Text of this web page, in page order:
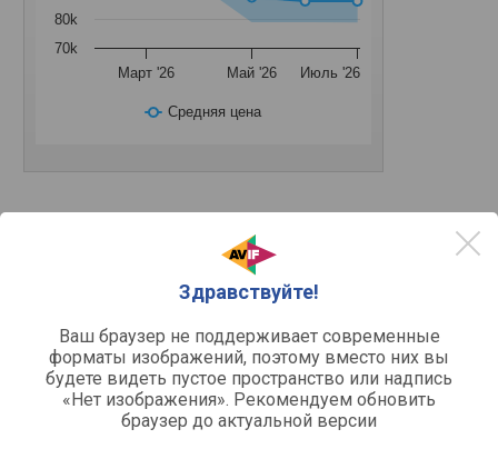
Здравствуйте!
Ваш браузер не поддерживает современные
форматы изображений, поэтому вместо них вы
будете видеть пустое пространство или надпись
«Нет изображения». Рекомендуем обновить
браузер до актуальной версии
Средняя цена
Март '26 Май '26 Июль '26
70k
80k
варочная поверхность
электрическая
Оформление
домино
Функции и возможности
автоматическое
отключение, индикатор